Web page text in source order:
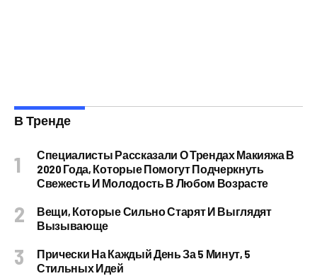
В Тренде
Специалисты Рассказали О Трендах Макияжа В
2020 Года, Которые Помогут Подчеркнуть
Свежесть И Молодость В Любом Возрасте
Вещи, Которые Сильно Старят И Выглядят
Вызывающе
Прически На Каждый День За 5 Минут, 5
Стильных Идей